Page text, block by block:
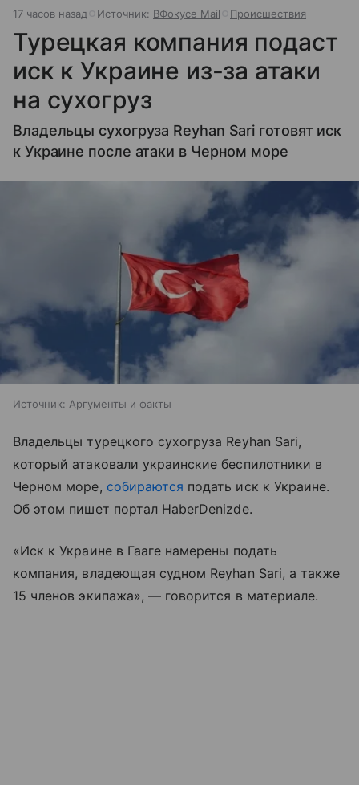
17 часов назад Источник: ВФокусе Mail Происшествия
Турецкая компания подаст
иск к Украине из-за атаки
на сухогруз
Владельцы сухогруза Reyhan Sari готовят иск
к Украине после атаки в Черном море
Источник: Аргументы и факты
Владельцы турецкого сухогруза Reyhan Sari,
который атаковали украинские беспилотники в
Черном море, собираются подать иск к Украине.
Об этом пишет портал HaberDenizde.
«Иск к Украине в Гааге намерены подать
компания, владеющая судном Reyhan Sari, а также
15 членов экипажа», — говорится в материале.